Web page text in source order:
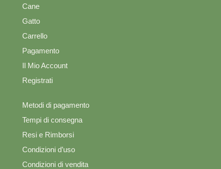
Cane
Gatto
Carrello
Pagamento
Il Mio Account
Registrati
Metodi di pagamento
Tempi di consegna
Resi e Rimborsi
Condizioni d’uso
Condizioni di vendita